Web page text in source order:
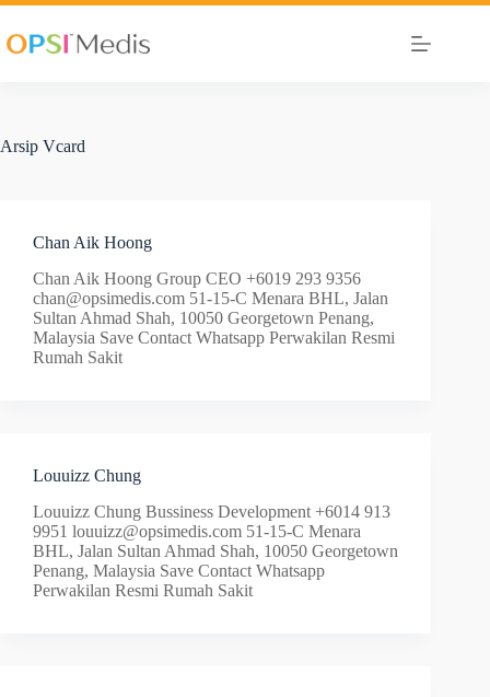
Arsip Vcard
Chan Aik Hoong
Chan Aik Hoong Group CEO +6019 293 9356
chan@opsimedis.com 51-15-C Menara BHL, Jalan
Sultan Ahmad Shah, 10050 Georgetown Penang,
Malaysia Save Contact Whatsapp Perwakilan Resmi
Rumah Sakit
Louuizz Chung
Louuizz Chung Bussiness Development +6014 913
9951 louuizz@opsimedis.com 51-15-C Menara
BHL, Jalan Sultan Ahmad Shah, 10050 Georgetown
Penang, Malaysia Save Contact Whatsapp
Perwakilan Resmi Rumah Sakit